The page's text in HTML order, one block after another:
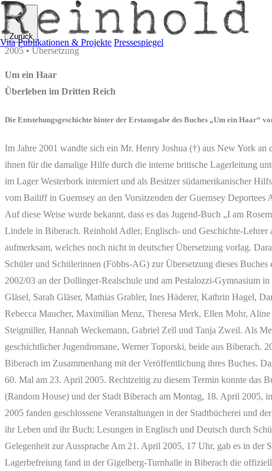
Vita Publikationen & Projekte Pressespiegel
Zurück
2005 • Übersetzung
Um ein Haar
Überleben im Dritten Reich
Die Entstehungsgeschichte hinter der Erstausgabe des Buches „Um ein Haar“
Im Jahre 2001 wandte sich ein Mr. Henry Joshua (†) aus New York
ihnen für die damalige Hilfe durch die interne britische Lagerleitung
im Lager Westerbork interniert und als Besitzer südamerikanischer
vom Bailiff in Guernsey an den Vorsitzenden der Guernsey
Auf diese Weise wurde bekannt, dass es das Jugend-Buch „I am
Lindele in Biberach. Reinhold Adler, Englisch- und Geschichte-
aufmerksam, welches noch nicht in deutscher Übersetzung vorlag.
Schüler und Schülerinnen (Föbbs-AG) zur Übersetzung dieses
2002/03 an der Dollinger-Realschule und am Pestalozzi-Gymnasium
Gläsel, Sarah Gläser, Mathias Grabler, Ines Häderer, Kathrin Hagel,
Rebecca Maucher, Maximilian Menz, Theresa Merk, Ellen Mohr,
Steigmiller, Hannah Weckemann, Gabriel Zell und Tanja Zweil. Als
geschichtlicher Jugendromane, Werner Toporski, beide aus Biberach.
Biberach im Zusammenhang mit der Veröffentlichung ihres Buches.
60. Mal am 23. April 2005. Rechtzeitig zu diesem Termin konnte das
(Random House) und der Stadt Biberach am Montag, 18. April 2005,
2005 fanden geschlossene Veranstaltungen in der Stadtbücherei und
ihr Leben und ihr Buch; Lesungen in Englisch und Deutsch durch
Gelegenheit zur Aussprache Am 21. April 2005, 17 Uhr, gab es in der
Lagerbefreiung fand in der Gigelberg-Turnhalle in Biberach die